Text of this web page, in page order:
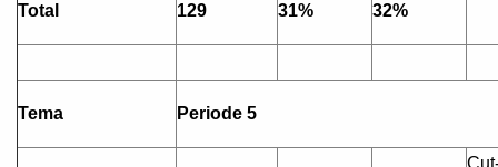
Total 129 31% 32%
Tema Periode 5